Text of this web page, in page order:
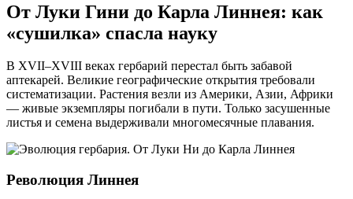
От Луки Гини до Карла Линнея: как
«сушилка» спасла науку
В XVII–XVIII веках гербарий перестал быть забавой
аптекарей. Великие географические открытия требовали
систематизации. Растения везли из Америки, Азии, Африки
— живые экземпляры погибали в пути. Только засушенные
листья и семена выдерживали многомесячные плавания.
Революция Линнея